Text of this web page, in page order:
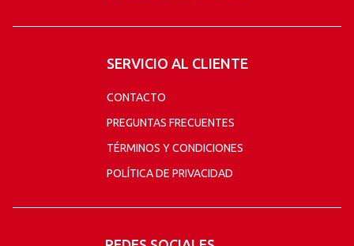
SERVICIO AL CLIENTE
CONTACTO
PREGUNTAS FRECUENTES
TÉRMINOS Y CONDICIONES
POLÍTICA DE PRIVACIDAD